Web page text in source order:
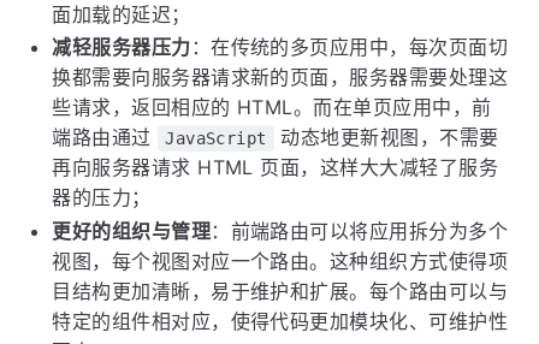
面加载的延迟；
减轻服务器压力 ：在传统的多页应用中，每次页面切
换都需要向服务器请求新的页面，服务器需要处理这
些请求，返回相应的 HTML。而在单页应用中，前
端路由通过
JavaScript
动态地更新视图，不需要
再向服务器请求 HTML 页面，这样大大减轻了服务
器的压力；
更好的组织与管理：前端路由可以将应用拆分为多个
视图，每个视图对应一个路由。这种组织方式使得项
目结构更加清晰，易于维护和扩展。每个路由可以与
特定的组件相对应，使得代码更加模块化、可维护性